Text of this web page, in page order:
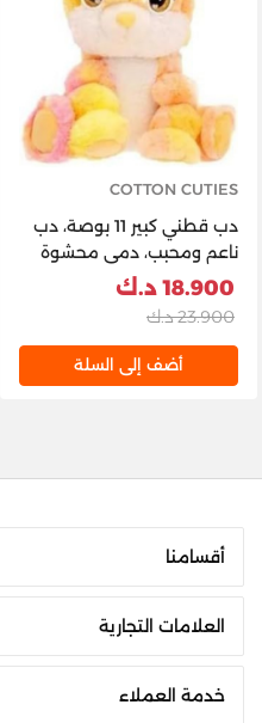
COTTON CUTIES
دب قطني كبير 11 بوصة، دب
ناعم ومحبب، دمى محشوة
للراحة واللعب، لعبة ناعمة
لطيفة، رفيق محشو، رفيق
محشوة معطرة، قطعة ديكور
18.900 د.ك
23.900 د.ك
أضف إلى السلة
أقسامنا
العلامات التجارية
خدمة العملاء